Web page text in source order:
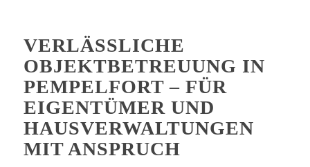
VERLÄSSLICHE
OBJEKTBETREUUNG IN
PEMPELFORT – FÜR
EIGENTÜMER UND
HAUSVERWALTUNGEN
MIT ANSPRUCH